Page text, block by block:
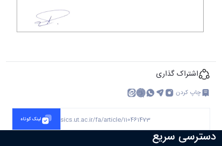
اشتراک گذاری
چاپ کردن
لینک کوتاه
https://geophysics.ut.ac.ir/fa/article/110461473
دسترسی سریع